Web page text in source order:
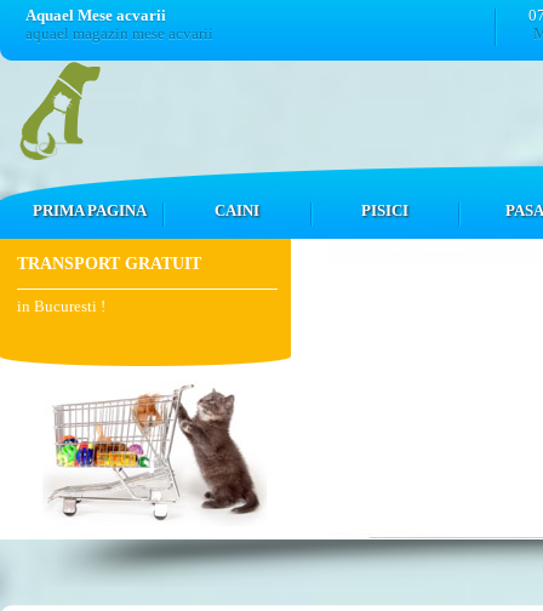
Aquael Mese acvarii
aquael magazin mese acvarii
PRIMA PAGINA CAINI PISICI
TRANSPORT GRATUIT
in Bucuresti !